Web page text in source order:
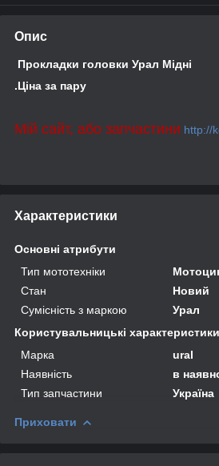
Опис
Прокладки головки Урал Мідні
.Ціна за пару
Мій сайт, або запчастини http://
Характеристики
Основні атрибути
Тип мототехніки
Стан
Новий
Сумісність з маркою
Урал
Користувальницькі характеристики
Марка
ural
Наявність
в
Тип запчастини
Україна
Приховати